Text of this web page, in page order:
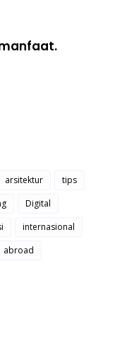
arsitektur
tips
Digital
internasional
abroad